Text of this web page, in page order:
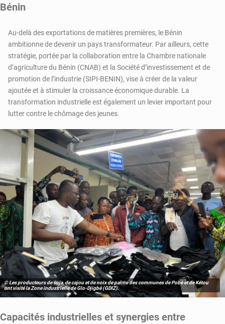
Bénin
Au-delà des exportations de matières premières, le Bénin
ambitionne de devenir un pays transformateur. Par ailleurs, cette
stratégie, portée par la collaboration entre la Chambre nationale
d’agriculture du Bénin (CNAB) et la Société d’investissement et de
promotion de l’industrie (SIPI-BENIN), vise à créer de la valeur
ajoutée et à stimuler la croissance économique durable. La
transformation industrielle est également un levier important pour
lutter contre le chômage des jeunes.
© Les producteurs de soja, de cajou et de noix de palme des communes de Pobè et de Kétou
ont visité la Zone industrielle de Glo-Djigbé (GDIZ).
Capacités industrielles et synergies entre